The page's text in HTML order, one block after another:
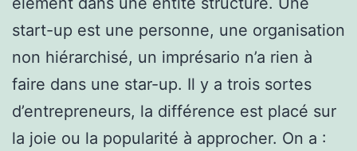
start-up est une personne, une organisation
non hiérarchisé, un imprésario n’a rien à
faire dans une star-up. Il y a trois sortes
d’entrepreneurs, la différence est placé sur
la joie ou la popularité à approcher. On a :